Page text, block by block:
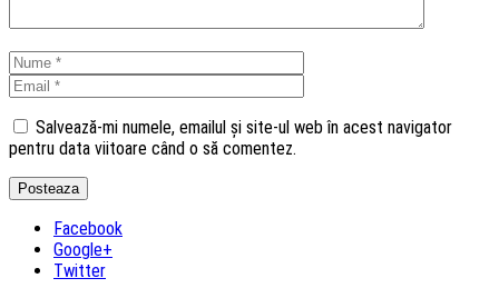
Salvează-mi numele, emailul și site-ul web în acest navigator
pentru data viitoare când o să comentez.
Facebook
Google+
Twitter